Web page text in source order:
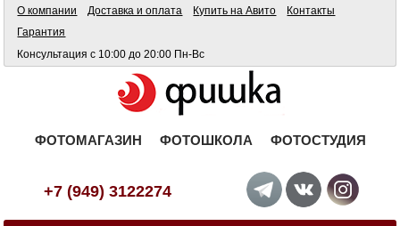
О компании Доставка и оплата Купить на Авито
Контакты
Гарантия
Консультация с 10:00 до 20:00 Пн-Вс
ФОТОМАГАЗИН ФОТОШКОЛА ФОТОСТУДИЯ
+7 (949) 3122274